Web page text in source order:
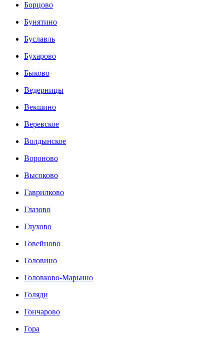
Борцово
Бунятино
Буславль
Бухарово
Быково
Ведерницы
Векшино
Веревское
Волдынское
Вороново
Высоково
Гаврилково
Глазово
Глухово
Говейново
Головино
Головково-Марьино
Голяди
Гончарово
Гора